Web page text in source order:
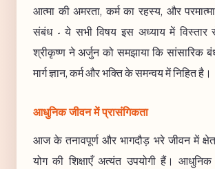
आत्मा की अमरता, कर्म का रहस्य, और
संबंध - ये सभी विषय इस अध्याय में विस्तार
श्रीकृष्ण ने अर्जुन को समझाया कि सांसारिक
मार्ग ज्ञान, कर्म और भक्ति के समन्वय में निहित है।
आधुनिक जीवन में प्रासंगिकता
आज के तनावपूर्ण और भागदौड़ भरे जीवन में क्षेत्र
योग की शिक्षाएँ अत्यंत उपयोगी हैं। आधुनिक